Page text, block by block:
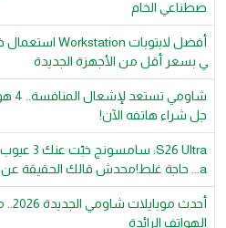
صطناعي الخام
ي بسعر أقل من الأجهزة الجديدة
جل شراء هاتفه الآن!
a... حاجة غلط!محدش قالك الحقيقة عن S26 Ultra
الهواتف الرائدة